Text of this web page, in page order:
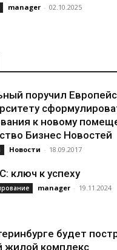
manager - 02.10.2025
поручил
к новому
Бизнес Новостей
Новости - 18.09.2017
ключ к успеху
manager - 19.11.2024
будет
жилой комплекс